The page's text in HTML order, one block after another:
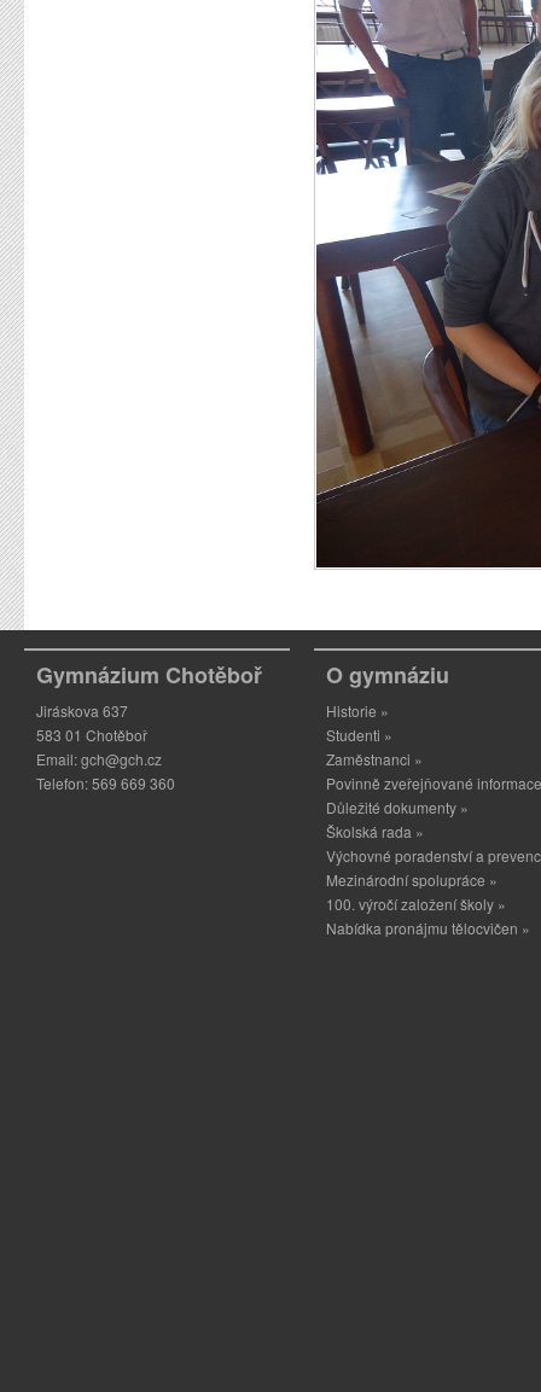
Gymnázium Chotěboř
Jiráskova 637
583 01 Chotěboř
Email:gch@gch.cz
Telefon: 569 669 360
O gymnáziu
Historie »
Studenti »
Zaměstnanci »
Povinně zveřejňované
Důležité dokumenty »
Školská rada »
Výchovné poradenství a
Mezinárodní spolupráce »
100. výročí založení školy »
Nabídka pronájmu tělocvičen »